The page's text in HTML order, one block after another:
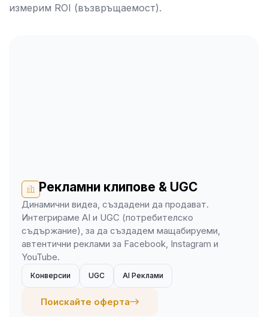
измерим ROI (възвръщаемост).
Рекламни клипове & UGC
Динамични видеа, създадени да продават.
Интегрираме AI и UGC (потребителско
съдържание), за да създадем мащабируеми,
автентични реклами за Facebook, Instagram и
YouTube.
Конверсии UGC AI Реклами
Поискайте оферта